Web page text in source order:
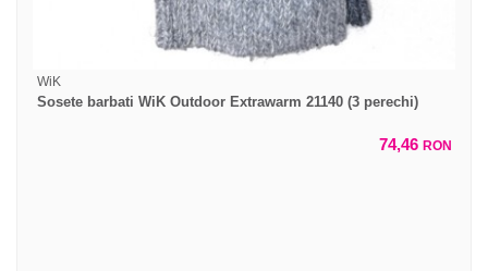
WiK
Sosete barbati WiK Outdoor Extrawarm 21140 (3 perechi)
74,46 RON